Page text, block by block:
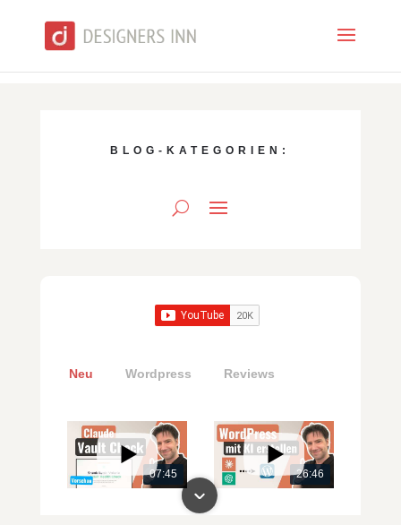
BLOG-KATEGORIEN:
Neu Wordpress Reviews
07:45 26:46